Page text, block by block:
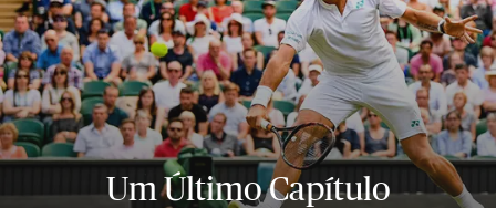
Um Último Capítulo